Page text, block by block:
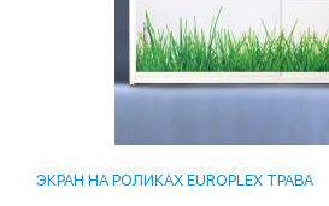
ЭКРАН НА РОЛИКАХ EUROPLEX ТРАВА